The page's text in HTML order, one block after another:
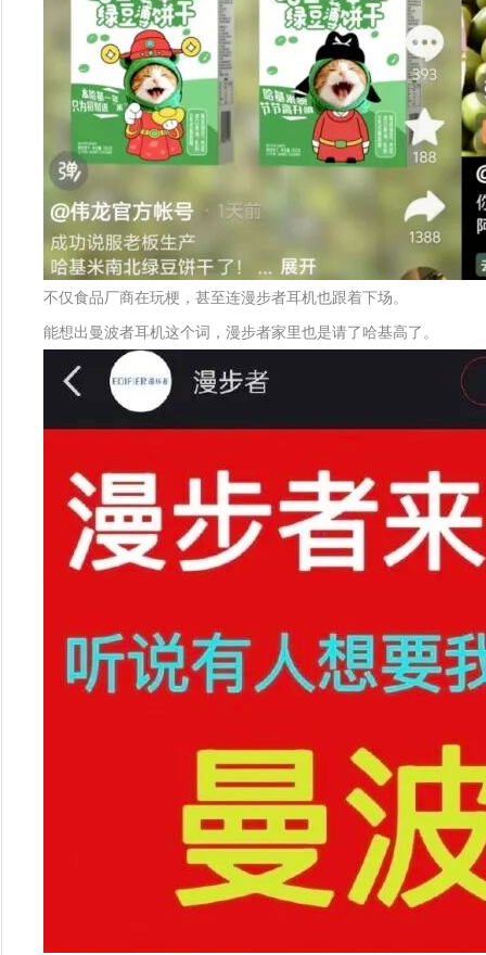
不仅食品厂商在玩梗，甚至连漫步者耳机也跟着下场。
能想出曼波者耳机这个词，漫步者家里也是请了哈基高了。